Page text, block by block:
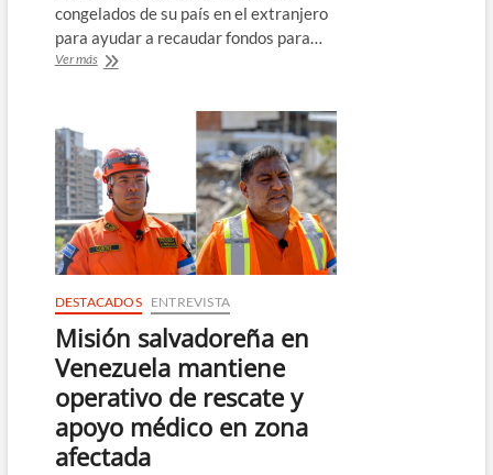
congelados de su país en el extranjero
para ayudar a recaudar fondos para…
Ver másVenezuela
para
destinar
a
recuperación
tras
terremotos
DESTACADOS ENTREVISTA
Misión salvadoreña en
Venezuela mantiene
operativo de rescate y
apoyo médico en zona
afectada